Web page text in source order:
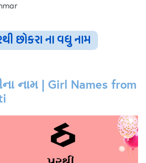
છોકરા ના વધુ નામ
નામ | Girl Names from